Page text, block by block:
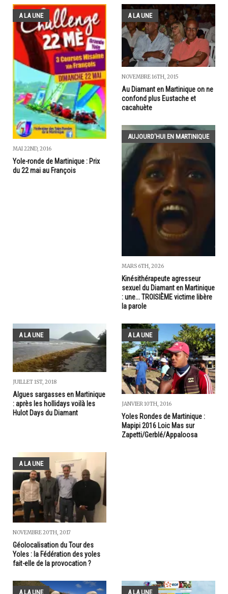
A LA UNE
MAI 22ND, 2016
Yole-ronde de Martinique : Prix
du 22 mai au François
A LA UNE
NOVEMBRE 16TH, 2015
Au Diamant en Martinique on ne
confond plus Eustache et
cacahuète
AUJOURD'HUI EN MARTINIQUE
MARS 6TH, 2026
Kinésithérapeute agresseur
sexuel du Diamant en Martinique
: une... TROISIÈME victime libère
la parole
A LA UNE
JUILLET 1ST, 2018
Algues sargasses en Martinique
: après les hollidays voilà les
Hulot Days du Diamant
A LA UNE
JANVIER 10TH, 2016
Yoles Rondes de Martinique :
Mapipi 2016 Loic Mas sur
Zapetti/Gerblé/Appaloosa
A LA UNE
NOVEMBRE 20TH, 2017
Géolocalisation du Tour des
Yoles : la Fédération des yoles
fait-elle de la provocation ?
A LA UNE A LA UNE